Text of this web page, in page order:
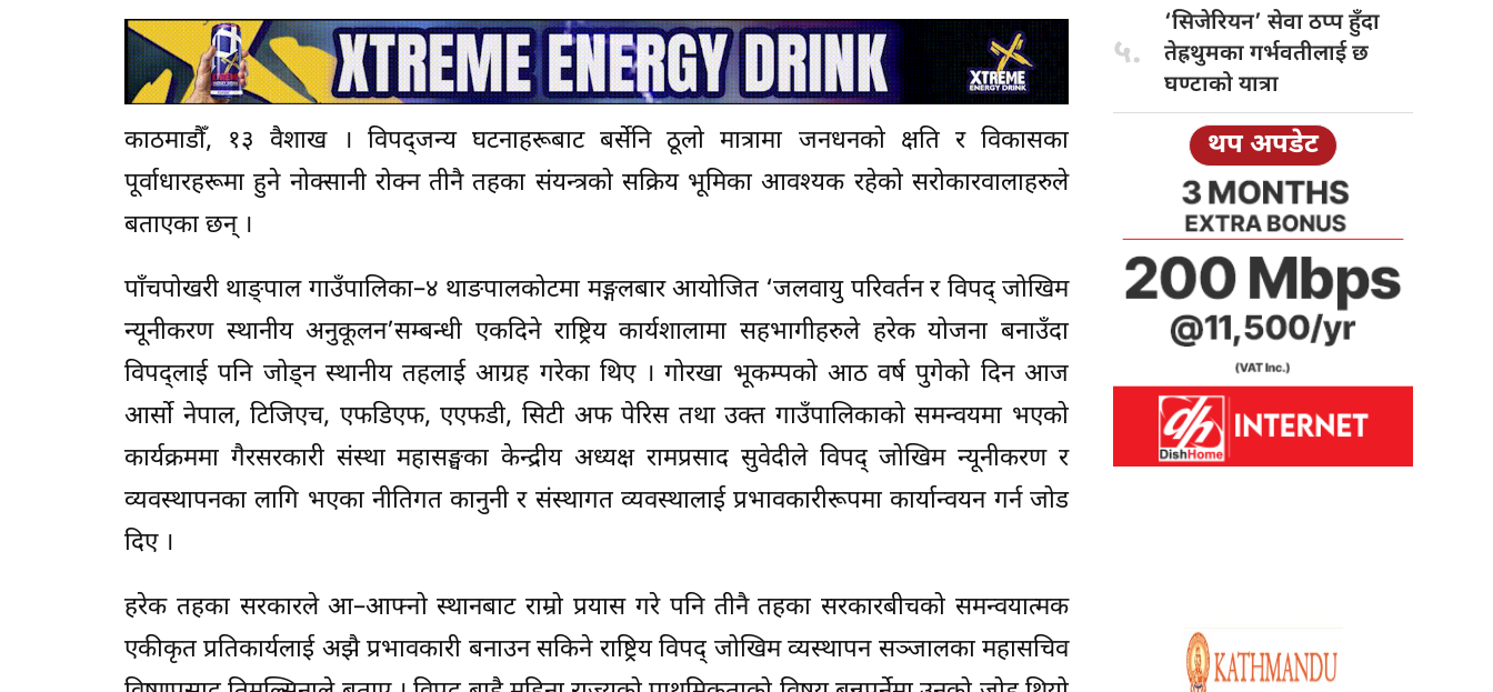
काठमाडौँ, १३ वैशाख । विपद्जन्य घटनाहरूबाट बर्सेनि ठूलो मात्रामा जनधनको क्षति र विकासका
पूर्वाधारहरूमा हुने नोक्सानी रोक्न तीनै तहका संयन्त्रको सक्रिय भूमिका आवश्यक रहेको सरोकारवालाहरुले
बताएका छन् ।
पाँचपोखरी थाङ्पाल गाउँपालिका–४ थाङपालकोटमा मङ्गलबार आयोजित ‘जलवायु परिवर्तन र विपद् जोखिम
न्यूनीकरण स्थानीय अनुकूलन’सम्बन्धी एकदिने राष्ट्रिय कार्यशालामा सहभागीहरुले हरेक योजना बनाउँदा
विपद्लाई पनि जोड्न स्थानीय तहलाई आग्रह गरेका थिए । गोरखा भूकम्पको आठ वर्ष पुगेको दिन आज
आर्सो नेपाल, टिजिएच, एफडिएफ, एएफडी, सिटी अफ पेरिस तथा उक्त गाउँपालिकाको समन्वयमा भएको
कार्यक्रममा गैरसरकारी संस्था महासङ्घका केन्द्रीय अध्यक्ष रामप्रसाद सुवेदीले विपद् जोखिम न्यूनीकरण र
व्यवस्थापनका लागि भएका नीतिगत कानुनी र संस्थागत व्यवस्थालाई प्रभावकारीरूपमा कार्यान्वयन गर्न जोड
दिए ।
हरेक तहका सरकारले आ–आफ्नो स्थानबाट राम्रो प्रयास गरे पनि तीनै तहका सरकारबीचको समन्वयात्मक
एकीकृत प्रतिकार्यलाई अझै प्रभावकारी बनाउन सकिने राष्ट्रिय विपद् जोखिम व्यस्थापन सञ्जालका महासचिव
५.
‘सिजेरियन’ सेवाठप्प हुँदा
तेह्रथुमका गर्भवतीलाई छ
घण्टाको यात्रा
थप अपडेट